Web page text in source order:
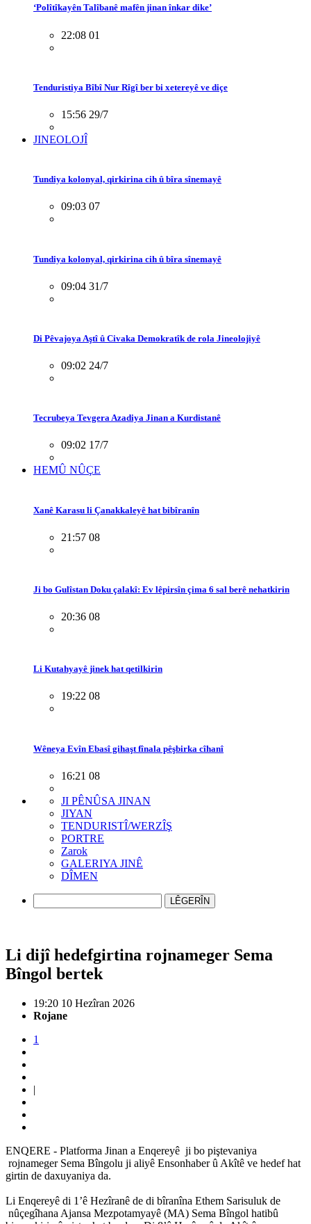
‘Polîtîkayên Talîbanê mafên jinan înkar dike’
22:08 01
Tenduristiya Bîbî Nur Rîgî ber bi xetereyê ve diçe
15:56 29/7
JINEOLOJÎ
Tundiya kolonyal, qirkirina cih û bîra sînemayê
09:03 07
Tundiya kolonyal, qirkirina cih û bîra sînemayê
09:04 31/7
Di Pêvajoya Aştî û Civaka Demokratîk de rola Jineolojiyê
09:02 24/7
Tecrubeya Tevgera Azadiya Jinan a Kurdistanê
09:02 17/7
HEMÛ NÛÇE
Xanê Karasu li Çanakkaleyê hat bibîranîn
21:57 08
Ji bo Gulîstan Doku çalakî: Ev lêpirsîn çima 6 sal berê nehatkirin
20:36 08
Li Kutahyayê jinek hat qetilkirin
19:22 08
Wêneya Evîn Ebasî gihaşt fînala pêşbirka cîhanî
16:21 08
JI PÊNÛSA JINAN
JIYAN
TENDURISTÎ/WERZÎŞ
PORTRE
Zarok
GALERIYA JINÊ
DÎMEN
LÊGERÎN
Li dijî hedefgirtina rojnameger Sema
Bîngol bertek
19:20 10 Hezîran 2026
Rojane
1
|
ENQERE - Platforma Jinan a Enqereyê ji bo piştevaniya
rojnameger Sema Bîngolu ji aliyê Ensonhaber û Akîtê ve hedef hat
girtin de daxuyaniya da.
Li Enqereyê di 1’ê Hezîranê de di bîranîna Ethem Sarisuluk de
nûçegîhana Ajansa Mezpotamyayê (MA) Sema Bîngol hatibû